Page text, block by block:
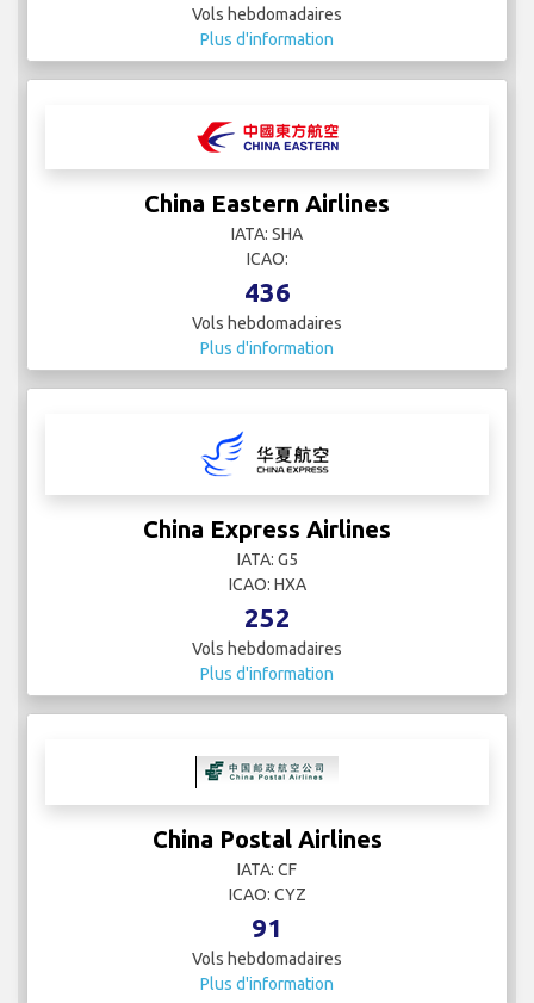
Vols hebdomadaires
Plus d'information
China Eastern Airlines
IATA: SHA
ICAO:
436
Vols hebdomadaires
Plus d'information
China Express Airlines
IATA: G5
ICAO: HXA
252
Vols hebdomadaires
Plus d'information
China Postal Airlines
IATA: CF
ICAO: CYZ
91
Vols hebdomadaires
Plus d'information